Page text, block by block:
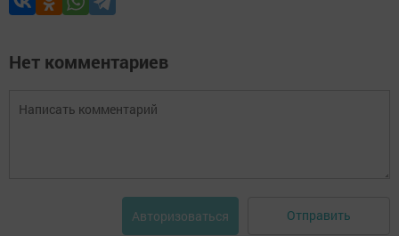
Нет комментариев
Авторизоваться Отправить